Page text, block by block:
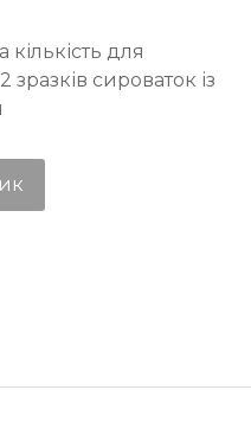
для
сироваток із